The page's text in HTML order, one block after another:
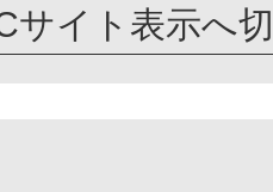
サイト表示へ